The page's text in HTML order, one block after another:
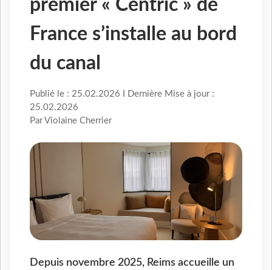
premier « Centric » de
France s’installe au bord
du canal
Publié le : 25.02.2026 I Dernière Mise à jour :
25.02.2026
Par Violaine Cherrier
Depuis novembre 2025, Reims accueille un